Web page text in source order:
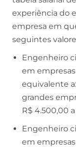
experiência do
empresa em
seguintes
Engenheiro
em
equivalente
grandes
R$ 4.500,00
Engenheiro
em